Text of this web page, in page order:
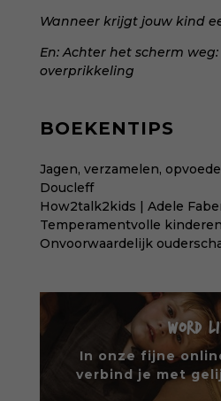
Wanneer krijgt jouw kind
En:Achter het scherm
overprikkeling
BOEKENTIPS
Jagen, verzamelen,
Doucleff
How2talk2kids | Adele
Temperamentvolle
Onvoorwaardelijk
WORD
In onze fijne
verbind je met